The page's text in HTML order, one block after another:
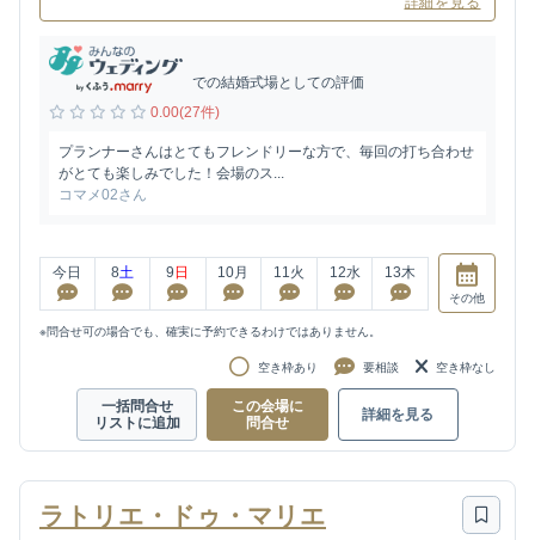
での結婚式場としての評価
0.00(27件)
プランナーさんはとてもフレンドリーな方で、毎回の打ち合わせ
がとても楽しみでした！会場のス...
コマメ02さん
今日 8土 9 日 10月 11火 12水 13木
その他
※問合せ可の場合でも、確実に予約できるわけではありません。
空き枠あり 要相談 空き枠なし
一括問合せ
リストに追加
この会場に
問合せ
詳細を見る
ラトリエ・ドゥ・マリエ